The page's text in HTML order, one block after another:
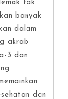
tak
banyak
dalam
akrab
3 dan
dan